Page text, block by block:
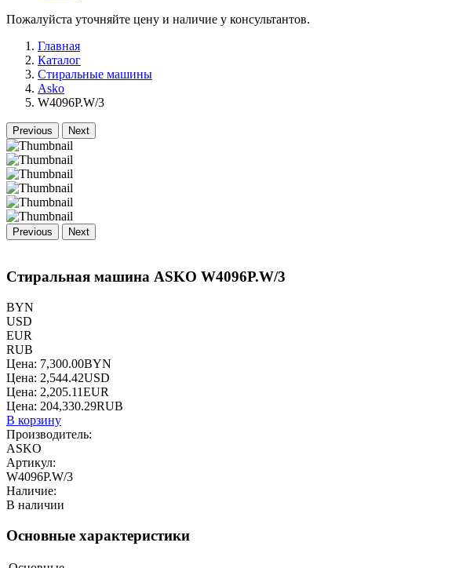
Пожалуйста уточняйте цену и наличие у консультантов.
Главная
Каталог
Стиральные машины
Asko
W4096P.W/3
Previous Next
Previous Next
Стиральная машина ASKO W4096P.W/3
BYN
USD
EUR
RUB
Цена: 7,300.00BYN
Цена: 2,544.42USD
Цена: 2,205.11EUR
Цена: 204,330.29RUB
В корзину
Производитель:
ASKO
Артикул:
W4096P.W/3
Наличие:
В наличии
Основные характеристики